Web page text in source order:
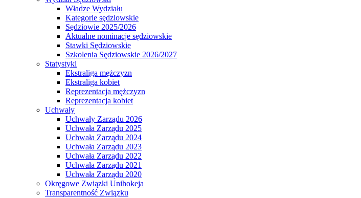
Władze Wydziału
Kategorie sędziowskie
Sędziowie 2025/2026
Aktualne nominacje sędziowskie
Stawki Sędziowskie
Szkolenia Sędziowskie 2026/2027
Statystyki
Ekstraliga mężczyzn
Ekstraliga kobiet
Reprezentacja mężczyzn
Reprezentacja kobiet
Uchwały
Uchwały Zarządu 2026
Uchwała Zarządu 2025
Uchwała Zarządu 2024
Uchwała Zarządu 2023
Uchwała Zarządu 2022
Uchwała Zarządu 2021
Uchwała Zarządu 2020
Okręgowe Związki Unihokeja
Transparentność Związku